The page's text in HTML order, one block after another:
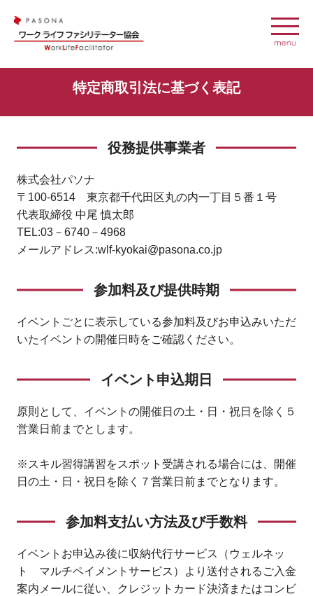
特定商取引法に基づく表記
役務提供事業者
株式会社パソナ
〒100-6514 東京都千代田区丸の内一丁目５番１号
代表取締役 中尾 慎太郎
TEL:03－6740－4968
メールアドレス:wlf-kyokai@pasona.co.jp
参加料及び提供時期
イベントごとに表示している参加料及びお申込みいただ
いたイベントの開催日時をご確認ください。
イベント申込期日
原則として、イベントの開催日の土・日・祝日を除く５
営業日前までとします。
※スキル習得講習をスポット受講される場合には、開催
日の土・日・祝日を除く７営業日前までとなります。
参加料支払い方法及び手数料
イベントお申込み後に収納代行サービス（ウェルネッ
ト マルチペイメントサービス）より送付されるご入金
案内メールに従い、クレジットカード決済またはコンビ